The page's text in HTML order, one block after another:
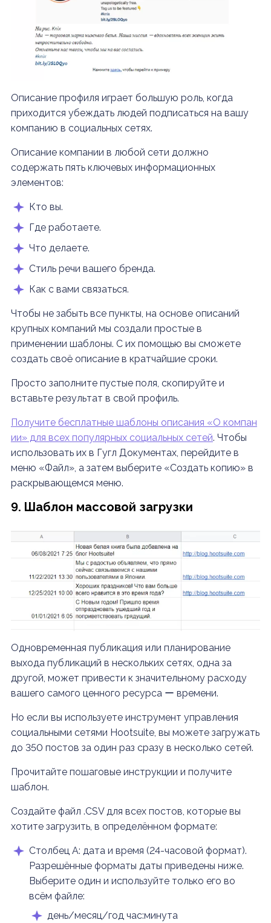
Описание профиля играет большую роль, когда
приходится убеждать людей подписаться на вашу
компанию в социальных сетях.
Описание компании в любой сети должно
содержать пять ключевых информационных
элементов:
Кто вы.
Где работаете.
Что делаете.
Стиль речи вашего бренда.
Как с вами связаться.
Чтобы не забыть все пункты, на основе описаний
крупных компаний мы создали простые в
применении шаблоны. С их помощью вы сможете
создать своё описание в кратчайшие сроки.
Просто заполните пустые поля, скопируйте и
вставьте результат в свой профиль.
Получите бесплатные шаблоны описания «О компан
ии» для всех популярных социальных сетей. Чтобы
использовать их в Гугл Документах, перейдите в
меню «Файл», а затем выберите «Создать копию» в
раскрывающемся меню.
9. Шаблон массовой загрузки
Одновременная публикация или планирование
выхода публикаций в нескольких сетях, одна за
другой, может привести к значительному расходу
вашего самого ценного ресурса ー времени.
Но если вы используете инструмент управления
социальными сетями Hootsuite, вы можете загружать
до 350 постов за один раз сразу в несколько сетей.
Прочитайте пошаговые инструкции и получите
шаблон.
Создайте файл .CSV для всех постов, которые вы
хотите загрузить, в определённом формате:
Столбец A: дата и время (24-часовой формат).
Разрешённые форматы даты приведены ниже.
Выберите один и используйте только его во
всём файле:
день/месяц/год час:минута